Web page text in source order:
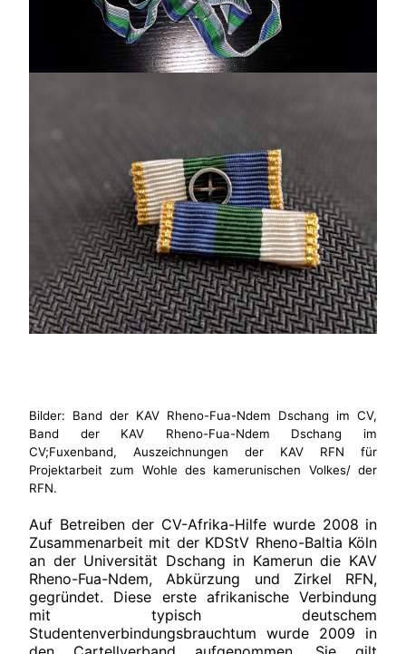
Bilder: Band der KAV Rheno-Fua-Ndem Dschang im CV,
Band der KAV Rheno-Fua-Ndem Dschang im
CV;Fuxenband, Auszeichnungen der KAV RFN für
Projektarbeit zum Wohle des kamerunischen Volkes/ der
RFN.
Auf Betreiben der CV-Afrika-Hilfe wurde 2008 in
Zusammenarbeit mit der KDStV Rheno-Baltia Köln
an der Universität Dschang in Kamerun die KAV
Rheno-Fua-Ndem, Abkürzung und Zirkel RFN,
gegründet. Diese erste afrikanische Verbindung
mit typisch deutschem
Studentenverbindungsbrauchtum wurde 2009 in